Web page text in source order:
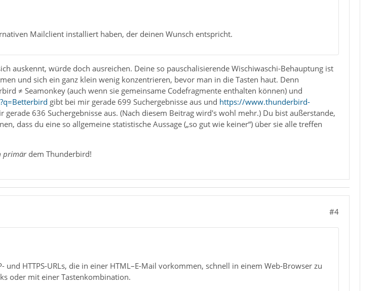
Mailclient installiert haben, der deinen Wunsch entspricht.
auskennt, würde doch ausreichen. Deine so pauschalisierende Wischiwaschi-Behauptung ist
und sich ein ganz klein wenig konzentrieren, bevor man in die Tasten haut. Denn
≠ Seamonkey (auch wenn sie gemeinsame Codefragmente enthalten können) und
gibt bei mir gerade 699 Suchergebnisse aus und https://www.thunderbird-
636 Suchergebnisse aus. (Nach diesem Beitrag wird's wohl mehr.) Du bist außerstande,
dass du eine so allgemeine statistische Aussage („so gut wie keiner“) über sie alle treffen
primärdem Thunderbird!
#4
und HTTPS-URLs, die in einer HTML–E-Mail vorkommen, schnell in einem Web-Browser zu
oder mit einer Tastenkombination.